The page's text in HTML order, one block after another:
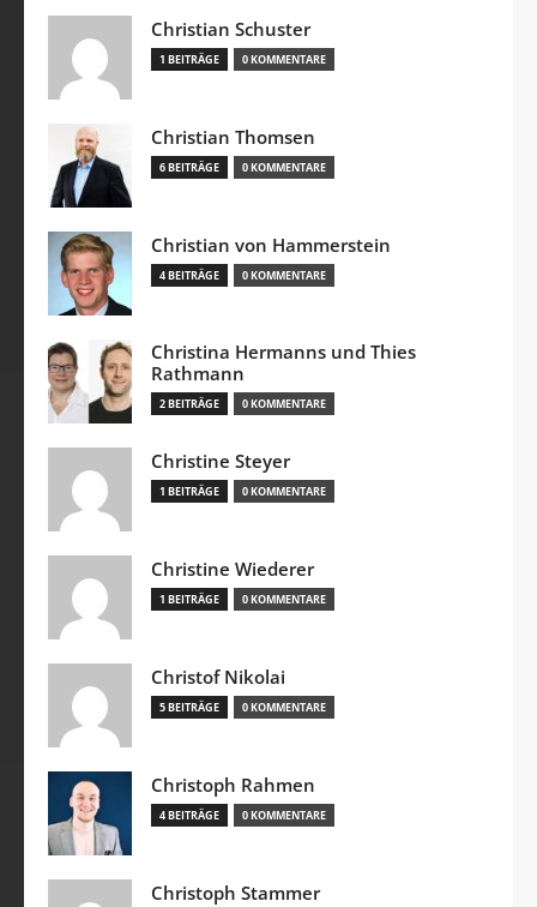
Christian Schuster
1 BEITRÄGE 0 KOMMENTARE
Christian Thomsen
6 BEITRÄGE 0 KOMMENTARE
Christian von Hammerstein
4 BEITRÄGE 0 KOMMENTARE
Christina Hermanns und Thies
Rathmann
2 BEITRÄGE 0 KOMMENTARE
Christine Steyer
1 BEITRÄGE 0 KOMMENTARE
Christine Wiederer
1 BEITRÄGE 0 KOMMENTARE
Christof Nikolai
5 BEITRÄGE 0 KOMMENTARE
Christoph Rahmen
4 BEITRÄGE 0 KOMMENTARE
Christoph Stammer